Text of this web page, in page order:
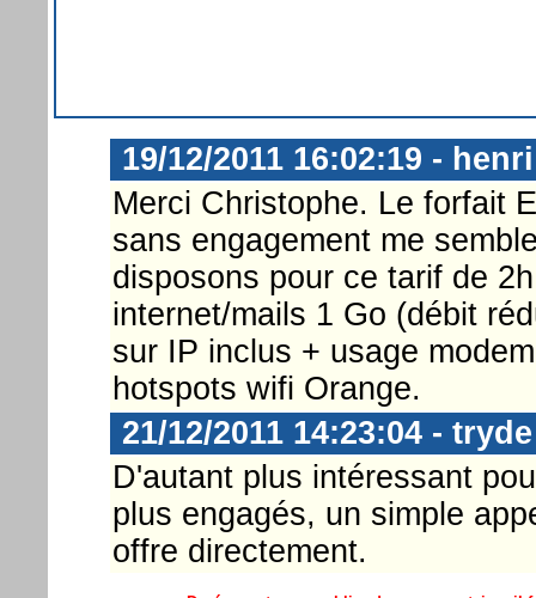
19/12/2011 16:02:19 - henri
Merci Christophe. Le forfait
sans engagement me
disposons pour ce tarif de
internet/mails 1 Go (débit
sur IP inclus + usage
hotspots wifi Orange.
21/12/2011 14:23:04 - tryde
D'autant plus intéressant
plus engagés, un simple
offre directement.